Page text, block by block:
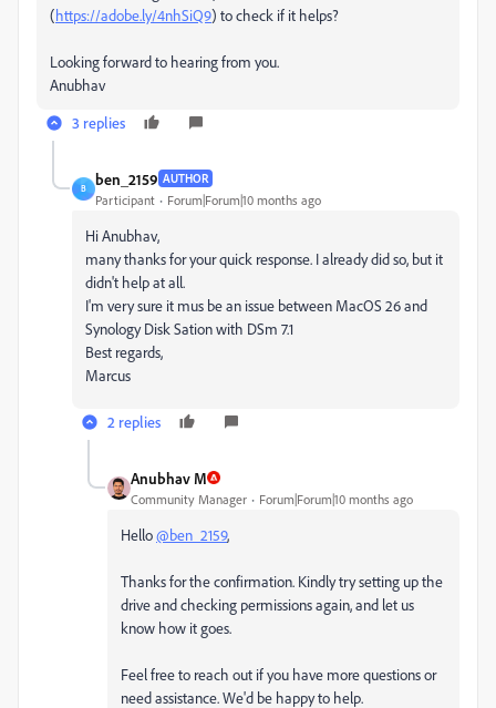
(https://adobe.ly/4nhSiQ9) to check if it helps?
Looking forward to hearing from you.
Anubhav
3 replies
B
ben_2159 AUTHOR
Participant Forum|Forum|10 months ago
HiAnubhav,
many thanks for your quick response. I already did so, but it
didn't help at all.
I'm very sure it mus be an issue between MacOS 26 and
Synology Disk Sation with DSm 7.1
Best regards,
Marcus
2 replies
Anubhav M
Community Manager Forum|Forum|10 months ago
Hello@ben_2159,
Thanks for the confirmation. Kindly try setting up the
drive and checking permissions again, and let us
know how it goes.
Feel free to reach out if you have more questions or
need assistance. We'd be happy to help.